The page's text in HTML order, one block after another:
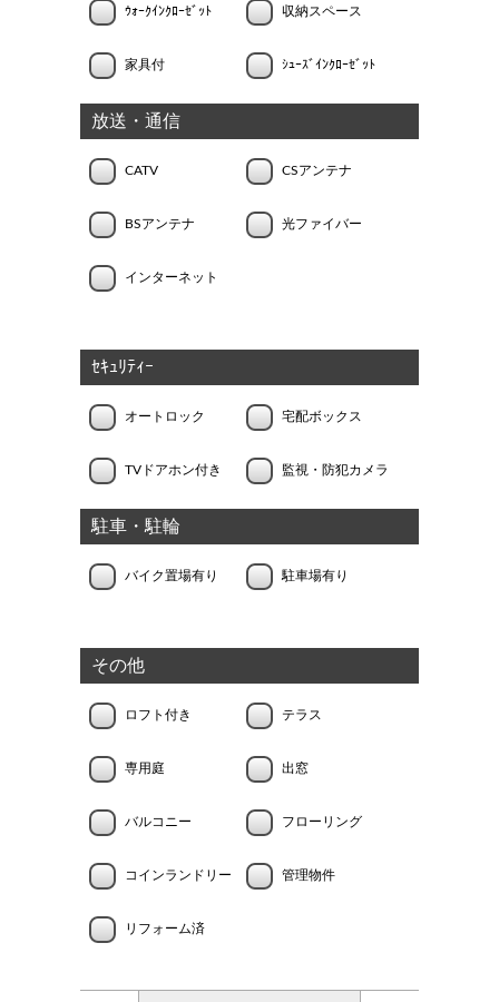
ｳｫｰｸｲﾝｸﾛｰｾﾞｯﾄ 収納スペース
家具付 ｼｭｰｽﾞｲﾝｸﾛｰｾﾞｯﾄ
放送・通信
CATV CSアンテナ
BSアンテナ 光ファイバー
インターネット
ｾｷｭﾘﾃｨｰ
オートロック 宅配ボックス
TVドアホン付き 監視・防犯カメラ
駐車・駐輪
バイク置場有り 駐車場有り
その他
ロフト付き テラス
専用庭 出窓
バルコニー フローリング
コインランドリー 管理物件
リフォーム済